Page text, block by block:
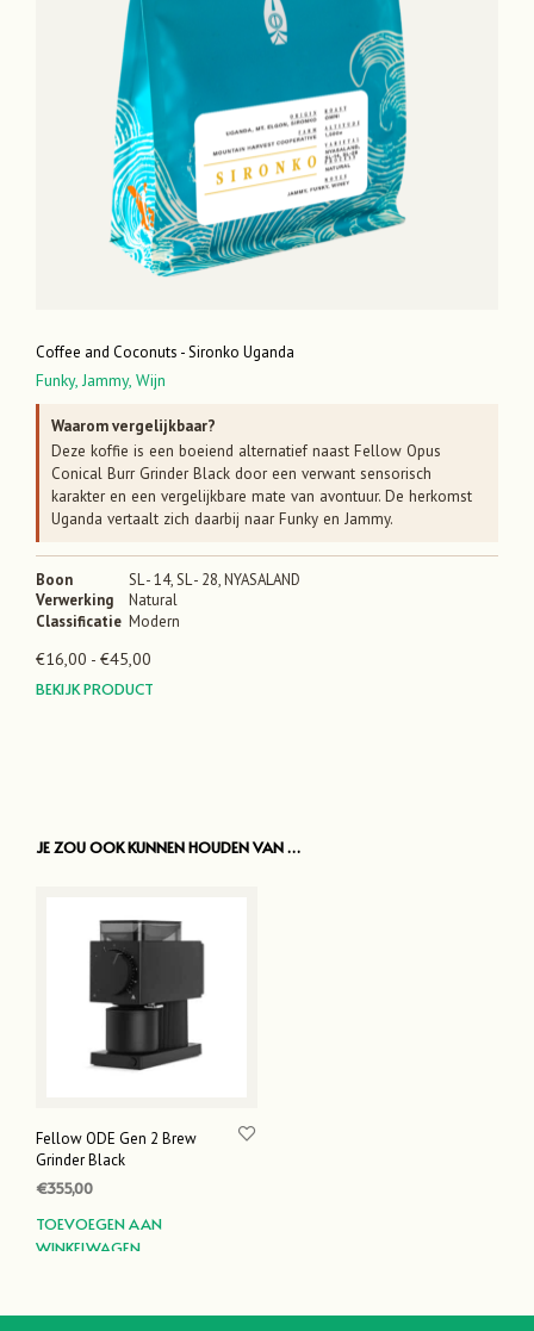
Coffee and Coconuts - Sironko Uganda
Funky,Jammy, Wijn
Waarom vergelijkbaar?
Deze koffie is een boeiend alternatief naast Fellow Opus
Conical Burr Grinder Black door een verwant sensorisch
karakter en een vergelijkbare mate van avontuur. De herkomst
Uganda vertaalt zich daarbij naar Funky en Jammy.
Boon
SL - 14, SL - 28, NYASALAND
Verwerking
Natural
Classificatie Modern
€16,00 - €45,00
€16,00
BEKIJK PRODUCT
JE ZOU OOK KUNNEN HOUDEN VAN …
Fellow ODE Gen 2 Brew
Grinder Black
€355,00
TOEVOEGEN AAN
WINKELWAGEN